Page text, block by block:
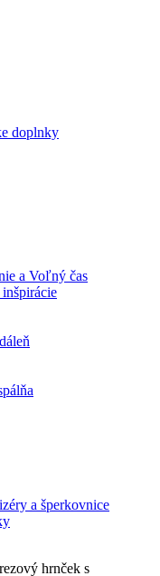
doplnky
a Voľný čas
a šperkovnice
hrnček s